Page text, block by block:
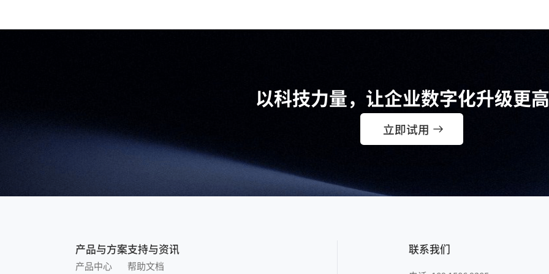
以科技力量，让企业数字化升级更
立即试用
产品与方案
产品中心
支持与资讯
帮助文档
联系我们